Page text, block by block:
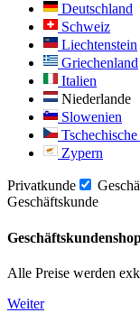
Deutschland
Schweiz
Liechtenstein
Griechenland
Italien
Niederlande
Slowenien
Zypern
Privatkunde
Geschäftskunde
Alle Preise werden
Weiter